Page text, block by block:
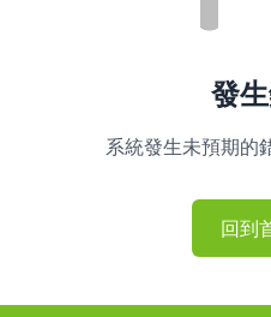
發
系統發生未預期的
回到